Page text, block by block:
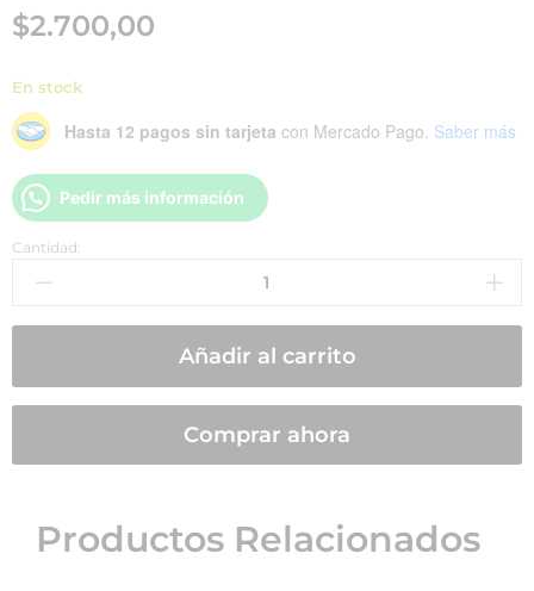
$2.700,00
En stock
Hasta 12 pagos sin tarjeta con Mercado Pago. Saber más
Pedir más información
Cantidad:
Añadir al carrito
Comprar ahora
Productos Relacionados